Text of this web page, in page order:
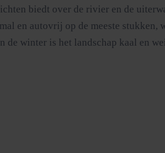
biedt over de rivier en de
en autovrij op de meeste
de winter is het landschap kaal en